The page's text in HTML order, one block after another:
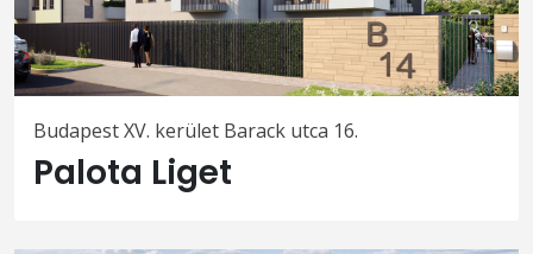
Budapest XV. kerület Barack utca 16.
Palota Liget